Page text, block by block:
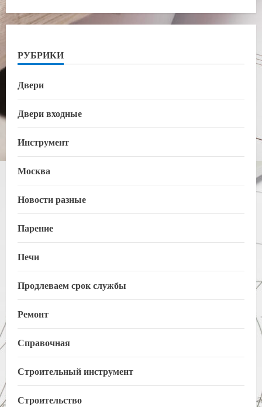
РУБРИКИ
Двери
Двери входные
Инструмент
Москва
Новости разные
Парение
Печи
Продлеваем срок службы
Ремонт
Справочная
Строительный инструмент
Строительство